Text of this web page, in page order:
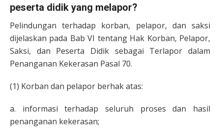
peserta didik yang melapor?
Pelindungan terhadap korban, pelapor, dan saksi
dijelaskan pada Bab VI tentang Hak Korban, Pelapor,
Saksi, dan Peserta Didik sebagai Terlapor dalam
Penanganan Kekerasan Pasal 70.
(1) Korban dan pelapor berhak atas:
a. informasi terhadap seluruh proses dan hasil
penanganan kekerasan;